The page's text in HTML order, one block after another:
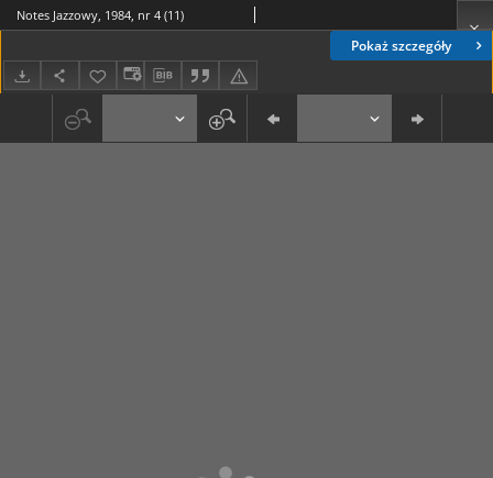
Pokaż szczegóły
Notes Jazzowy, 1984, nr 4 (11)